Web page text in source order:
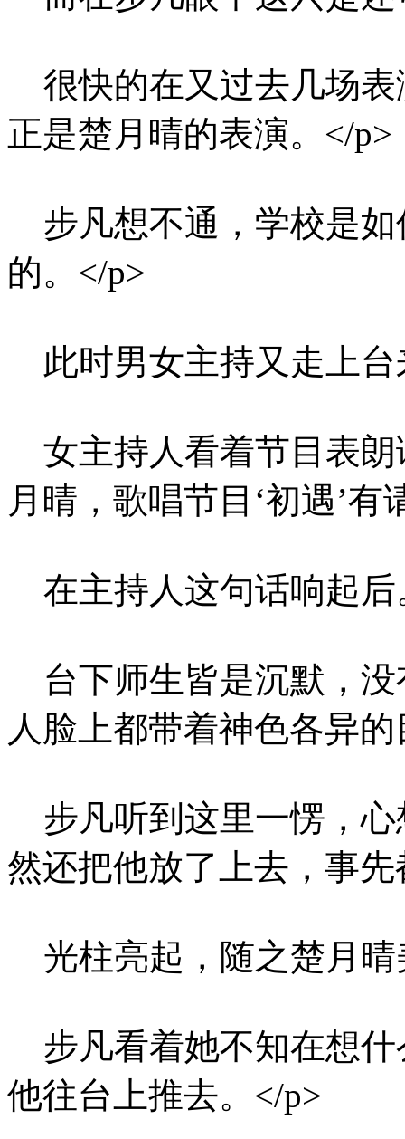
很快的在又过去几场表
正是楚月晴的表演。</p>
步凡想不通，学校是如
的。</p>
此时男女主持又走上台
女主持人看着节目表朗
月晴，歌唱节目‘初遇’
在主持人这句话响起后
台下师生皆是沉默，没
人脸上都带着神色各异
步凡听到这里一愣，心
然还把他放了上去，事
光柱亮起，随之楚月晴
步凡看着她不知在想什
他往台上推去。</p>